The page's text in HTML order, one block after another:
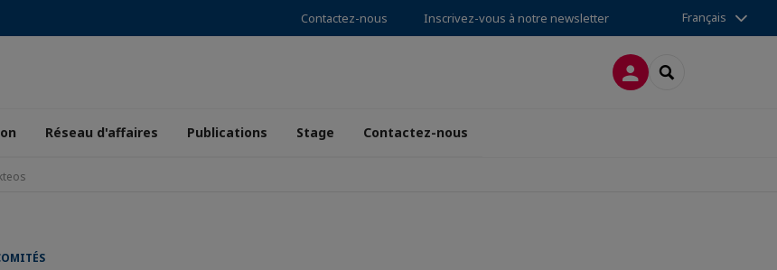
Contactez-nous Inscrivez-vous à notre newsletter Français
CONNEXIONRECHERCHER
Réseau d'affaires Publications Stage Contactez-nous